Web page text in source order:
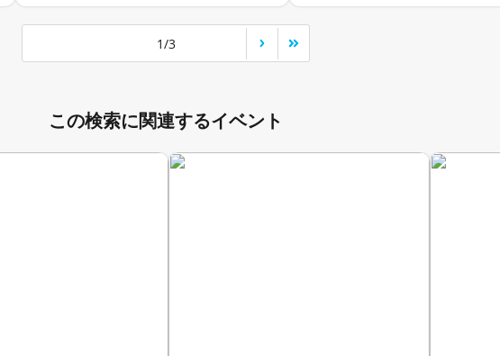
PARTY!!
1/3
この検索に関連するイベント